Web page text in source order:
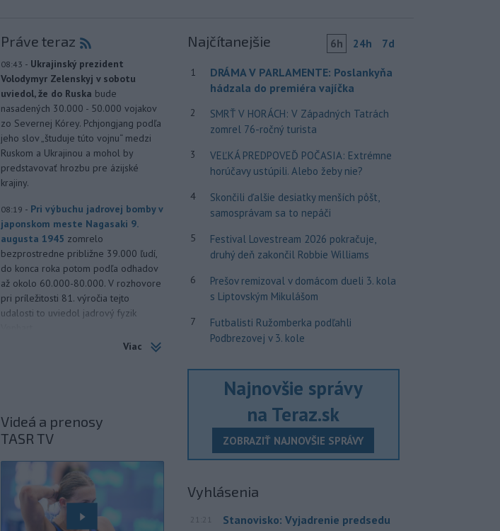
Práve teraz
08:43 - Ukrajinský prezident
Volodymyr Zelenskyj v sobotu
uviedol, že do Ruska bude
nasadených 30.000 - 50.000 vojakov
zo Severnej Kórey. Pchjongjang podľa
jeho slov „študuje túto vojnu“ medzi
Ruskom a Ukrajinou a mohol by
predstavovať hrozbu pre ázijské
krajiny.
08:19 - Pri výbuchu jadrovej bomby v
japonskom meste Nagasaki 9.
augusta 1945 zomrelo
bezprostredne približne 39.000 ľudí,
do konca roka potom podľa odhadov
až okolo 60.000-80.000. V rozhovore
pri príležitosti 81. výročia tejto
udalosti to uviedol jadrový fyzik
Americký Imigračný a colný
sobotu úradujúci riaditeľ ICE David
Venturella. To, či sa zábery z operácií
agentov dostanú na verejnosť, bude
závisieť od ICE.
Najmenej 21 ľudí zahynulo
po zrážke dvoch
autobusov na juhu
Nigeru. TASR o tom píše podľa správy
Viac
Videá a prenosy
TASR TV
Najčítanejšie 6h 24h 7d
1
DRÁMA V PARLAMENTE: Poslankyňa
hádzala do premiéra vajíčka
2
SMRŤ V HORÁCH: V Západných Tatrách
zomrel 76-ročný turista
3
VEĽKÁ PREDPOVEĎ POČASIA: Extrémne
horúčavy ustúpili. Alebo žeby nie?
4
Skončili ďalšie desiatky menších pôšt,
samosprávam sa to nepáči
5
Festival Lovestream 2026 pokračuje,
druhý deň zakončil Robbie Williams
6
Prešov remizoval v domácom dueli 3. kola
s Liptovským Mikulášom
7
Futbalisti Ružomberka podľahli
Podbrezovej v 3. kole
Najnovšie správy
na Teraz.sk
ZOBRAZIŤ NAJNOVŠIE SPRÁVY
Vyhlásenia
21:21
Stanovisko: Vyjadrenie predsedu